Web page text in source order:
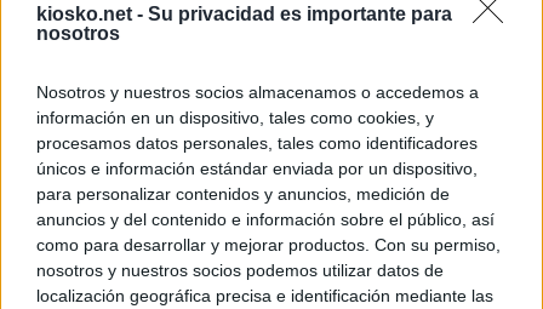
kiosko.net - Su privacidad es importante para
nosotros
Nosotros y nuestros socios almacenamos o accedemos a
información en un dispositivo, tales como cookies, y
procesamos datos personales, tales como identificadores
únicos e información estándar enviada por un dispositivo,
para personalizar contenidos y anuncios, medición de
anuncios y del contenido e información sobre el público, así
como para desarrollar y mejorar productos. Con su permiso,
nosotros y nuestros socios podemos utilizar datos de
localización geográfica precisa e identificación mediante las